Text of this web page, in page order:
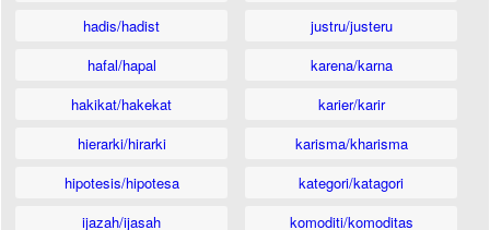
hadis/hadist
hafal/hapal
hakikat/hakekat
hierarki/hirarki
hipotesis/hipotesa
ijazah/ijasah
justru/justeru
karena/karna
karier/karir
karisma/kharisma
kategori/katagori
komoditi/komoditas